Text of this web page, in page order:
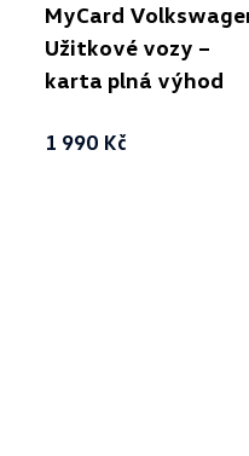
MyCard
Užitkové vozy –
karta plná výhod
1 990 Kč